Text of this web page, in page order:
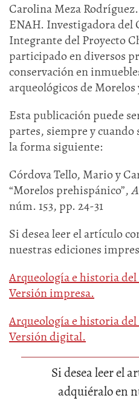
Carolina Meza
ENAH. Investigadora
Integrante del Proyecto
participado en diversos
conservación en
arqueológicos de Morelos
Esta publicación puede
partes, siempre y cuando
la forma siguiente:
Córdova Tello, Mario y
“Morelos prehispánico”,
núm. 153, pp. 24-31
Si desea leer el artículo
nuestras ediciones
Arqueología e historia
Versión impresa.
Arqueología e historia
Versión digital.
Si desea leer el
adquiéralo en